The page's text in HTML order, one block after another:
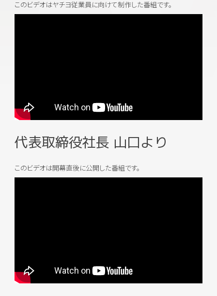
このビデオはヤチヨ従業員に向けて制作した番組です。
代表取締役社長 山口より
このビデオは開幕直後に公開した番組です。